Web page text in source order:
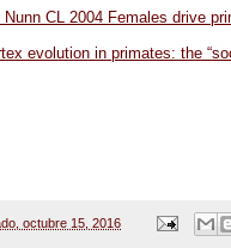
CL 2004 Females drive
evolution in primates: the
octubre 15, 2016